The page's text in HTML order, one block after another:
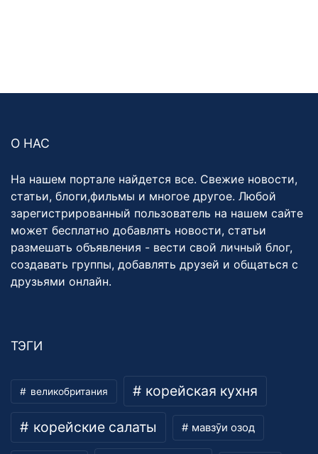
О НАС
На нашем портале найдется все. Свежие новости,
статьи, блоги,фильмы и многое другое. Любой
зарегистрированный пользователь на нашем сайте
может бесплатно добавлять новости, статьи
размешать объявления - вести свой личный блог,
создавать группы, добавлять друзей и общаться с
друзьями онлайн.
ТЭГИ
великобритания корейская кухня
корейские салаты мавзӯи озод